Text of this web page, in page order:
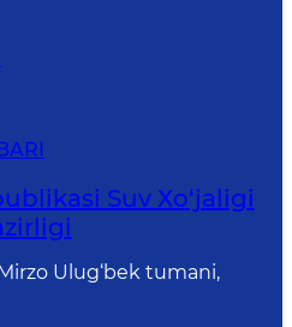
Suv Хo‘jaligi
Ulug‘bek tumani,